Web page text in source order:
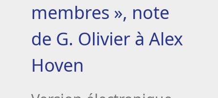
membres », note
de G. Olivier à Alex
Hoven